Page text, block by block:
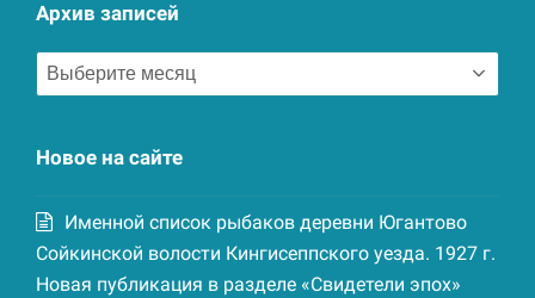
Архив записей
Архив
записей
Новое на сайте
Именной список рыбаков деревни Югантово
Сойкинской волости Кингисеппского уезда. 1927 г.
Новая публикация в разделе «Свидетели эпох»